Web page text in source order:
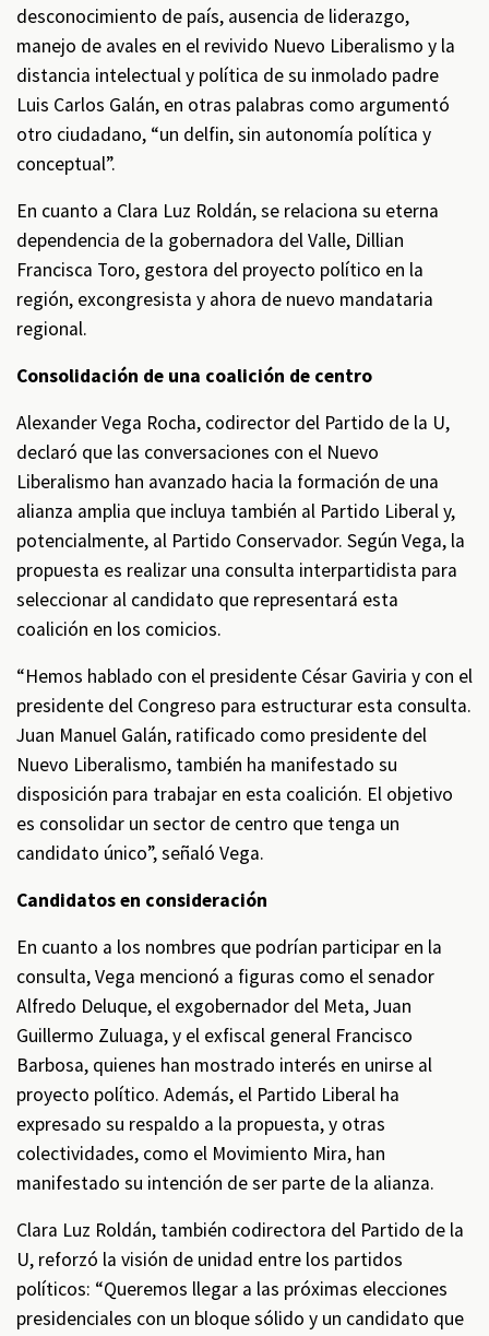
desconocimiento de país, ausencia de liderazgo,
manejo de avales en el revivido Nuevo Liberalismo y la
distancia intelectual y política de su inmolado padre
Luis Carlos Galán, en otras palabras como argumentó
otro ciudadano, “un delfin, sin autonomía política y
conceptual”.
En cuanto a Clara Luz Roldán, se relaciona su eterna
dependencia de la gobernadora del Valle, Dillian
Francisca Toro, gestora del proyecto político en la
región, excongresista y ahora de nuevo mandataria
regional.
Consolidación de una coalición de centro
Alexander Vega Rocha, codirector del Partido de la U,
declaró que las conversaciones con el Nuevo
Liberalismo han avanzado hacia la formación de una
alianza amplia que incluya también al Partido Liberal y,
potencialmente, al Partido Conservador. Según Vega, la
propuesta es realizar una consulta interpartidista para
seleccionar al candidato que representará esta
coalición en los comicios.
“Hemos hablado con el presidente César Gaviria y con el
presidente del Congreso para estructurar esta consulta.
Juan Manuel Galán, ratificado como presidente del
Nuevo Liberalismo, también ha manifestado su
disposición para trabajar en esta coalición. El objetivo
es consolidar un sector de centro que tenga un
candidato único”, señaló Vega.
Candidatos en consideración
En cuanto a los nombres que podrían participar en la
consulta, Vega mencionó a figuras como el senador
Alfredo Deluque, el exgobernador del Meta, Juan
Guillermo Zuluaga, y el exfiscal general Francisco
Barbosa, quienes han mostrado interés en unirse al
proyecto político. Además, el Partido Liberal ha
expresado su respaldo a la propuesta, y otras
colectividades, como el Movimiento Mira, han
manifestado su intención de ser parte de la alianza.
Clara Luz Roldán, también codirectora del Partido de la
U, reforzó la visión de unidad entre los partidos
políticos: “Queremos llegar a las próximas elecciones
presidenciales con un bloque sólido y un candidato que